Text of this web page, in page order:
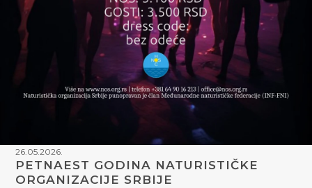
26.05.2026.
PETNAEST GODINA NATURISTIČKE
ORGANIZACIJE SRBIJE